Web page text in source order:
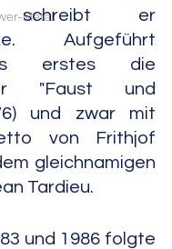
Metal
schreibt er
Aufgeführt
erstes die
"Faust und
und zwar mit
von Frithjof
gleichnamigen
Tardieu.
und 1986 folgte